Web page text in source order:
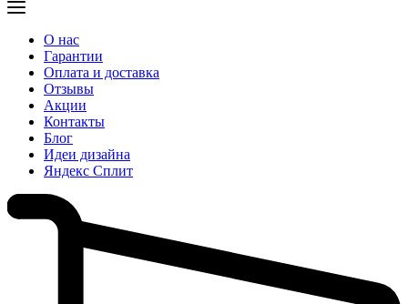
О нас
Гарантии
Оплата и доставка
Отзывы
Акции
Контакты
Блог
Идеи дизайна
Яндекс Сплит